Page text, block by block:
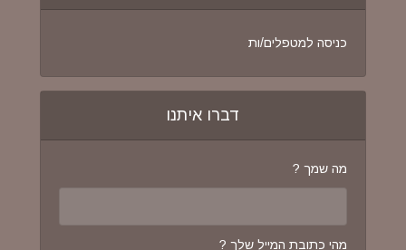
כניסה למטפלים/ות
דברו איתנו
מה שמך ?
מהי כתובת המייל שלך ?